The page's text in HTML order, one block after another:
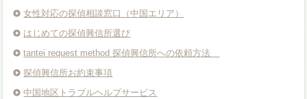
女性対応の探偵相談窓口（中国エリア）
はじめての探偵興信所選び
tantei request method 探偵興信所への依頼方法
探偵興信所お約束事項
中国地区トラブルヘルプサービス